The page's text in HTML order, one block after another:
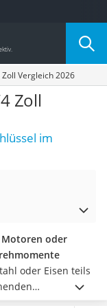
Vergleich 2026
Zoll
im
Motoren oder
oder Eisen teils
Steckverbindung